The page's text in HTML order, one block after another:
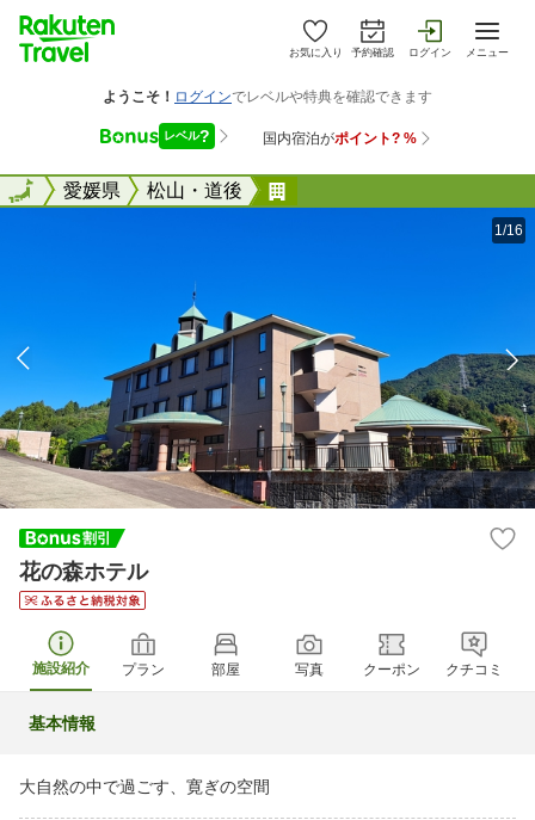
お気に入り 予約確認 ログイン メニュー
全国愛媛県 松山・道後
全国
1/16
花の森ホテル
施設紹介 プラン 部屋 写真 クーポン クチコミ
基本情報
大自然の中で過ごす、寛ぎの空間